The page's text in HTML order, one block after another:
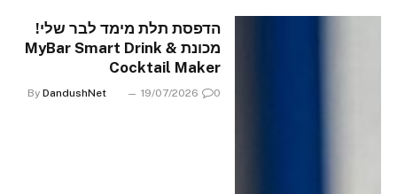
הדפסת תלת מימד לבר שלי!
מכונת MyBar Smart Drink &
Cocktail Maker
By DandushNet 19/07/2026 0